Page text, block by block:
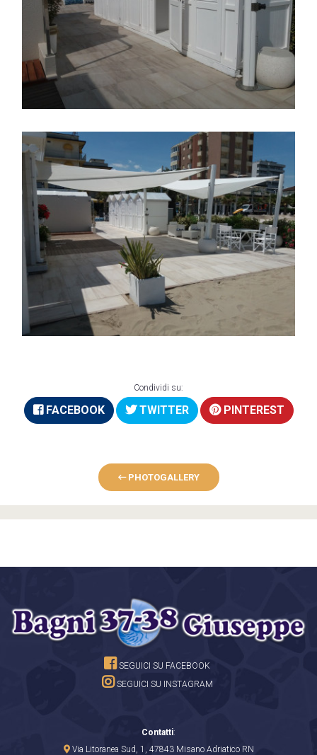
Condividi su:
FACEBOOK TWITTER PINTEREST
PHOTOGALLERY
SEGUICI SU FACEBOOK
SEGUICI SU INSTAGRAM
Contatti:
Via Litoranea Sud, 1, 47843 Misano Adriatico RN